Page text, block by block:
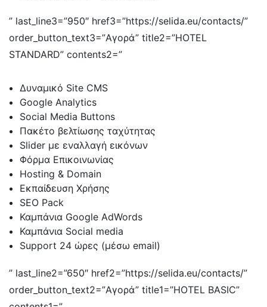
” last_line3=”950″ href3=”https://selida.eu/contacts/”
order_button_text3=”Αγορά” title2=”HOTEL
STANDARD” contents2=”
Δυναμικό Site CMS
Google Analytics
Social Media Buttons
Πακέτο βελτίωσης ταχύτητας
Slider με εναλλαγή εικόνων
Φόρμα Επικοινωνίας
Hosting & Domain
Εκπαίδευση Χρήσης
SEO Pack
Καμπάνια Google AdWords
Καμπάνια Social media
Support 24 ώρες (μέσω email)
” last_line2=”650″ href2=”https://selida.eu/contacts/”
order_button_text2=”Αγορά” title1=”HOTEL BASIC”